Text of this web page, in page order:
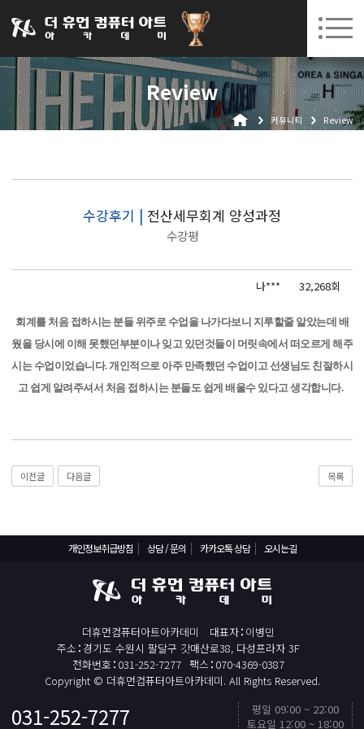
031-252-7277 수원캠퍼스 개강 08. 12.(수)
로그인 회원가입 고객센터
Review
커뮤니티 Review
수강후기 | 전산세무회계 양성과정
수강평
나*** 32,268회
회계를 처음 접하시는 분들 위주로 수업을 나가다보니 지루할줄 알았는데 배
웠을 당시에 이해 못했던부분이나 잊고 있던것들이 머릿속에서 떠오르게 해주
시는 수업이었습니다. 개인적으로 아주 만족했던 수업이고 선생님도 친절하시
고 쉽게 알려주셔서 처음 접하시는 분들도 쉽게 배울수 있다고 생각합니다.
이전글 다음글 목록
개인정보취급방침 상담 / 문의 카카오톡 상담 오시는길
더휴먼컴퓨터아트아카데미 대표자 이병민
주소 경기도 수원시 팔달구 갓매산로38, 다성프라자 3F
전화번호 031-252-7277 팩스 070-4369-0387
Copyright © 더휴먼컴퓨터아트아카데미. All Rights Reserved.
031-252-7277
평일 09:00 ~ 22:00
토요일 12:00 ~ 18:00
TOP
아카데미소개
인사말
오시는길
생성형AI
BIM 건축설계 및 실내건축설계(캐드(CAD),맥스(MAX),레빗(REVIT))실무자 양성과정
React, Veu 프레임워크 기반 프론트엔드 개발 양성 지원
반응형/웹퍼블리셔/프론트엔드 웹개발자(웹디자인)
자바(Java)기반 JSP/스프링 웹개발자(정보처리산업기사)(과정평가형)
디지털컨버전스 자바(JAVA)개발자(전자정부 프레임워크/SPRING)
전기기능사(필기+실기) 자격증 취득과정
포토샵 자격증 취득과정(GTQ1급)
일러스트 자격증 취득과정(GTQi 1급)
전산회계 1급 / FAT 1급 자격증 취득과정
전산세무 2급 / TAT 2급 자격증 취득과정